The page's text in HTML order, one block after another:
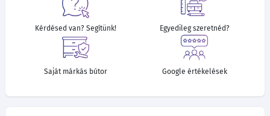
Kérdésed van? Segítünk! Egyedileg szeretnéd?
Saját márkás bútor Google értékelések